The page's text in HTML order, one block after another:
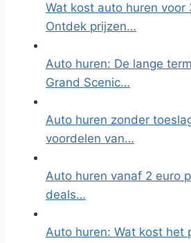
Wat kost auto huren voor
Ontdek prijzen…
Auto huren: De lange
Grand Scenic…
Auto huren zonder
voordelen van…
Auto huren vanaf 2 euro
deals…
Auto huren: Wat kost het